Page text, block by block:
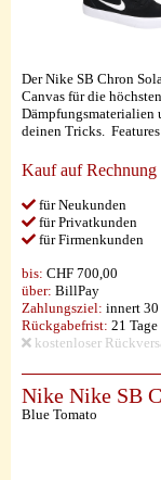
Der Nike SB Chron
Canvas für die
deinen Tricks.
Kauf auf Rechnung
für Neukunden
für Privatkunden
für Firmenkunden
bis: CHF 700,00
über: BillPay
Zahlungsziel: innert 30
Rückgabefrist: 21 Tage
kostenloser
Nike Nike SB
Blue Tomato